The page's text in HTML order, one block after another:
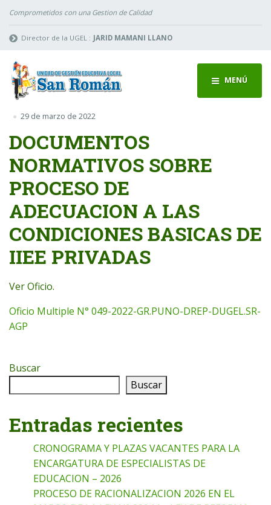
Comprometidos con una Gestion de Calidad
Director de la UGEL : JARID MAMANI LLANO
MENÚ
29 de marzo de 2022
DOCUMENTOS
NORMATIVOS SOBRE
PROCESO DE
ADECUACION A LAS
CONDICIONES BASICAS DE
IIEE PRIVADAS
Ver Oficio.
Oficio Multiple N° 049-2022-GR.PUNO-DREP-DUGEL.SR-
AGP
Buscar
Buscar
Entradas recientes
CRONOGRAMA Y PLAZAS VACANTES PARA LA
ENCARGATURA DE ESPECIALISTAS DE
EDUCACION – 2026
PROCESO DE RACIONALIZACION 2026 EN EL